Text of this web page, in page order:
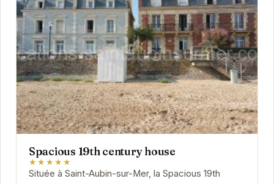
Spacious 19th century house
★★★★★
Située à Saint-Aubin-sur-Mer, la Spacious 19th